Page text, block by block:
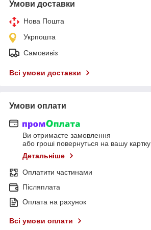
Умови доставки
Нова Пошта
Укрпошта
Самовивіз
Всі умови доставки
Умови оплати
Ви отримаєте замовлення
або гроші повернуться на вашу картку
Детальніше
Оплатити частинами
Післяплата
Оплата на рахунок
Всі умови оплати